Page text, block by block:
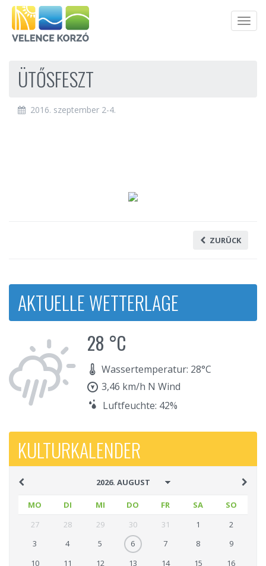
ÜTŐSFESZT
2016. szeptember 2-4.
ZURÜCK
AKTUELLE WETTERLAGE
28 °C
Wassertemperatur: 28°C
3,46 km/h N Wind
Luftfeuchte: 42%
KULTURKALENDER
MO DI MI DO FR SA
SO
27
28 29 30 31 1
2
3
4 5 6 7 8
9
10
11 12 13 14 15
16